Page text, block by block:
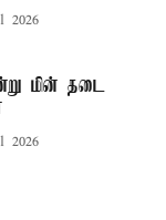
2026
மின் தடை
2026